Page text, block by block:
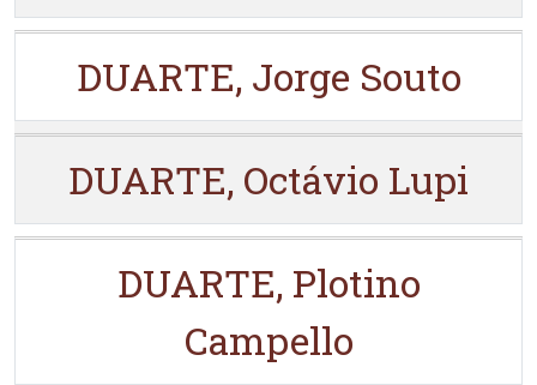
DUARTE, Jorge Souto
DUARTE, Octávio Lupi
DUARTE, Plotino
Campello